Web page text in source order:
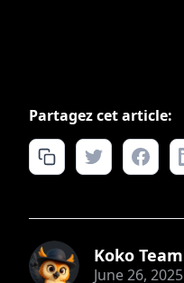
Partagez cet article:
Koko Team
June 26, 2025